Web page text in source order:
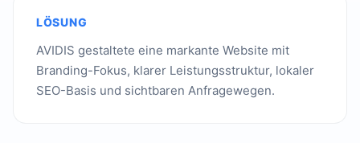
LÖSUNG
AVIDIS gestaltete eine markante Website mit
Branding-Fokus, klarer Leistungsstruktur, lokaler
SEO-Basis und sichtbaren Anfragewegen.